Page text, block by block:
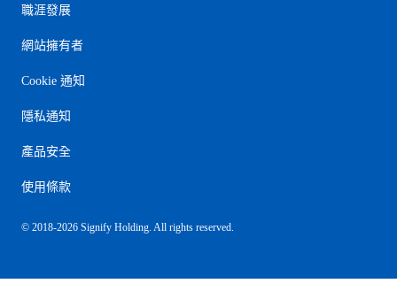
職涯發展
網站擁有者
Cookie 通知
隱私通知
產品安全
使用條款
© 2018-2026 Signify Holding. All rights reserved.